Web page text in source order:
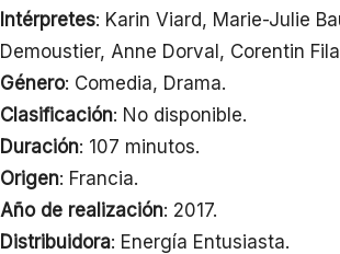
Intérpretes: Karin Viard, Marie-Julie
Demoustier, Anne Dorval, Corentin
Género: Comedia, Drama.
Clasificación: No disponible.
Duración: 107 minutos.
Origen: Francia.
Año de realización: 2017.
Distribuidora: Energía Entusiasta.